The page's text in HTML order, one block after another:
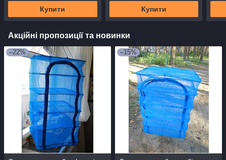
Купити Купити
Акційні пропозиції та новинки
–22% –15%